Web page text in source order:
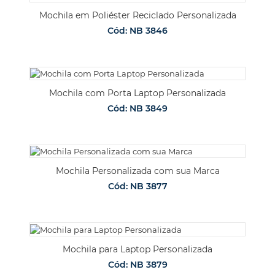
Mochila em Poliéster Reciclado Personalizada
Cód: NB 3846
Mochila com Porta Laptop Personalizada
Cód: NB 3849
Mochila Personalizada com sua Marca
Cód: NB 3877
Mochila para Laptop Personalizada
Cód: NB 3879